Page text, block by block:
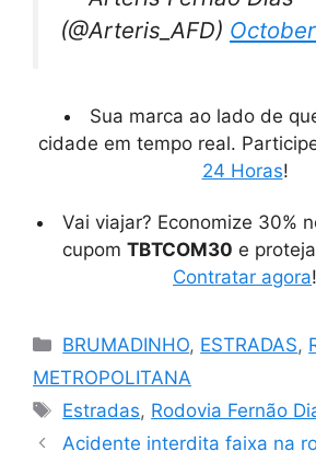
(@Arteris_AFD)
Sua marca ao lado de
cidade em tempo real.
24 Horas!
Vai viajar? Economize 30%
cupom TBTCOM30 e
Contratar agora!
Categorias
BRUMADINHO, ESTRADAS,
METROPOLITANA
Tags
Estradas, Rodovia Fernão
Acidente interdita faixa na